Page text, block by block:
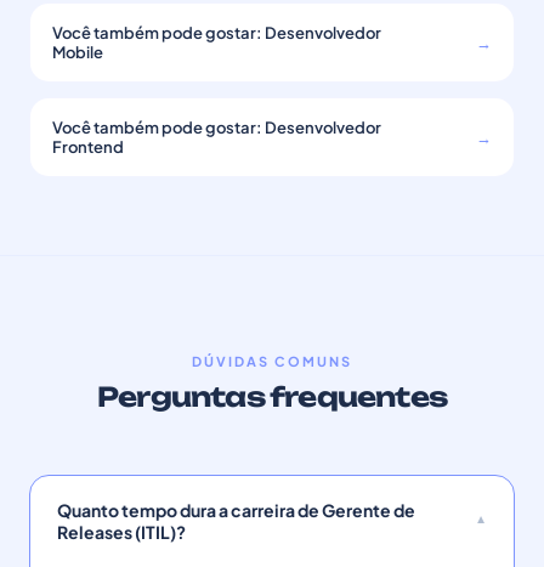
Você também pode gostar: Desenvolvedor
Mobile
→
Você também pode gostar: Desenvolvedor
Frontend
→
DÚVIDAS COMUNS
Perguntas frequentes
Quanto tempo dura a carreira de Gerente de
Releases (ITIL)?